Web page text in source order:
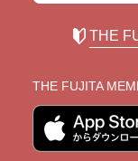
THE
THE FUJITA